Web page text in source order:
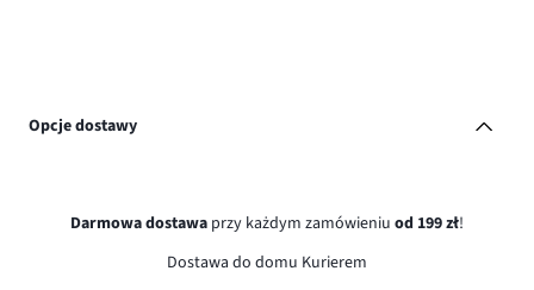
Opcje dostawy
Darmowa dostawa przy każdym zamówieniu od 199 zł!
Dostawa do domu Kurierem